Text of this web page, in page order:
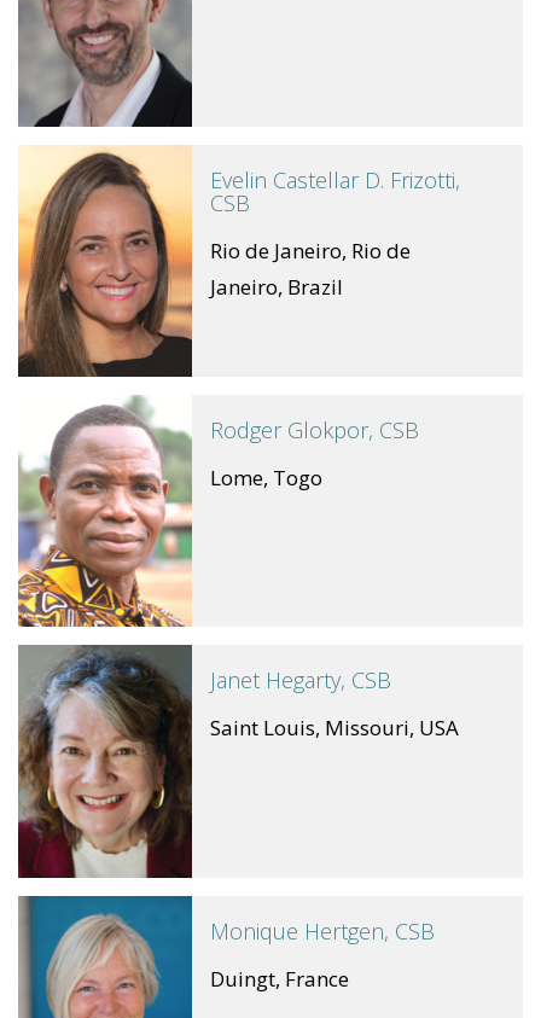
Evelin Castellar D. Frizotti,
CSB
Rio de Janeiro, Rio de
Janeiro, Brazil
Rodger Glokpor, CSB
Lome, Togo
Janet Hegarty, CSB
Saint Louis, Missouri, USA
Monique Hertgen, CSB
Duingt, France